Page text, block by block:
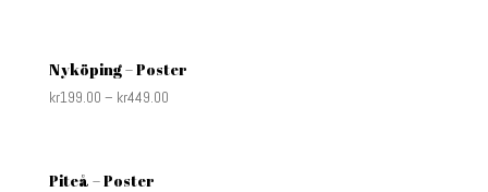
Nyköping – Poster
kr199.00 – kr449.00
Piteå – Poster